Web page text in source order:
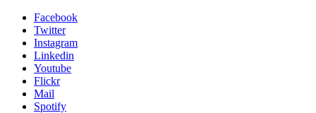
Facebook
Twitter
Instagram
Linkedin
Youtube
Flickr
Mail
Spotify